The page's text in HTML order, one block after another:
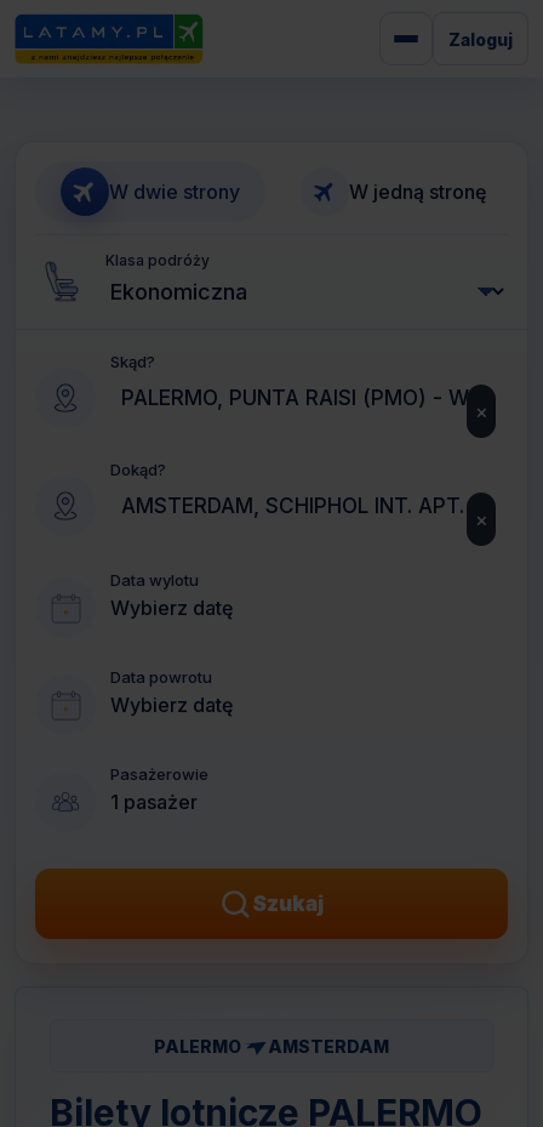
Zaloguj
PALERMO AMSTERDAM
Bilety lotnicze PALERMO
W dwie strony W jedną stronę
Klasa podróży
Skąd?
×
Dokąd?
×
Data wylotu
Wybierz datę
Data powrotu
Wybierz datę
Pasażerowie
1 pasażer
Szukaj